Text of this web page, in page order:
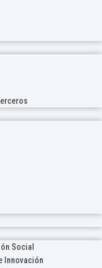
Social
Innovación